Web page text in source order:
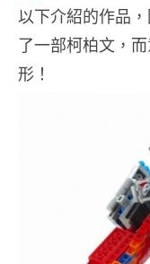
以下介紹的作品
了一部柯柏文，
形！